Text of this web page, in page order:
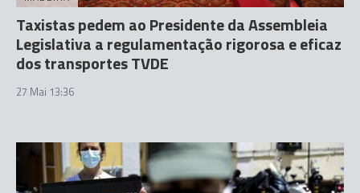
Taxistas pedem ao Presidente da Assembleia
Legislativa a regulamentação rigorosa e eficaz
dos transportes TVDE
27 Mai 13:36